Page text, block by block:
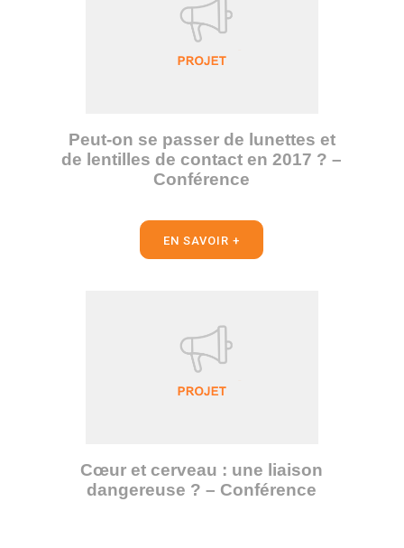
Peut-on se passer de lunettes et
de lentilles de contact en 2017 ? –
Conférence
EN SAVOIR +
Cœur et cerveau : une liaison
dangereuse ? – Conférence